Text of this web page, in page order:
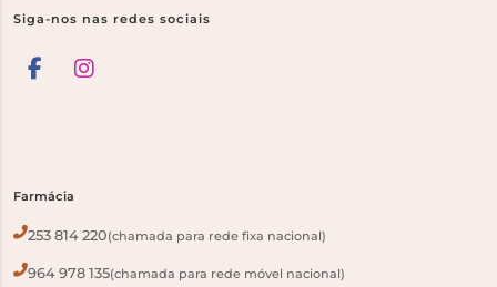
Siga-nos nas redes sociais
Farmácia
253 814 220(chamada para rede fixa nacional)
964 978 135(chamada para rede móvel nacional)